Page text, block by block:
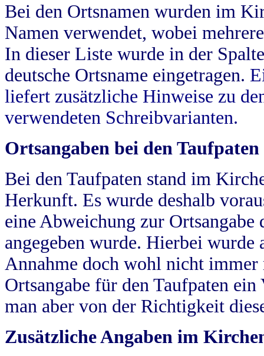
Bei den Ortsnamen wurden im
Namen verwendet, wobei
In dieser Liste wurde in der
deutsche Ortsname eingetragen.
liefert zusätzliche Hinweise zu
verwendeten Schreibvarianten.
Ortsangaben bei den Taufpaten
Bei den Taufpaten stand im
Herkunft. Es wurde deshalb
eine Abweichung zur
angegeben wurde. Hierbei wurde
Annahme doch wohl nicht
Ortsangabe für den Taufpaten
man aber von der Richtigkeit
Zusätzliche Angaben im